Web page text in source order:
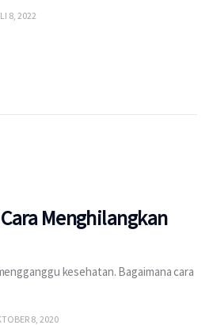
8, 2022
Menghilangkan
kesehatan. Bagaimana cara
8, 2020